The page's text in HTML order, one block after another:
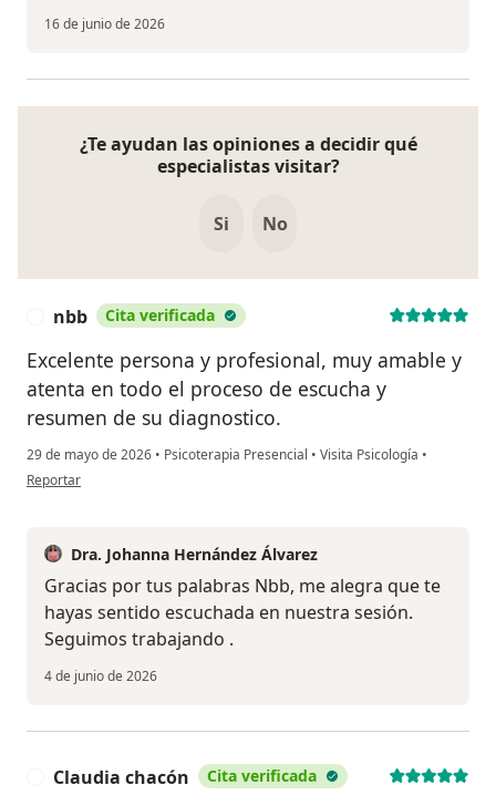
16 de junio de 2026
¿Te ayudan las opiniones a decidir qué
especialistas visitar?
Si No
nbb Cita verificada
Excelente persona y profesional, muy amable y
atenta en todo el proceso de escucha y
resumen de su diagnostico.
29 de mayo de 2026 • Psicoterapia Presencial • Visita Psicología •
en opinión del usuario nbb
Reportar
Dra. Johanna Hernández Álvarez
Gracias por tus palabras Nbb, me alegra que te
hayas sentido escuchada en nuestra sesión.
Seguimos trabajando .
4 de junio de 2026
Claudia chacón Cita verificada